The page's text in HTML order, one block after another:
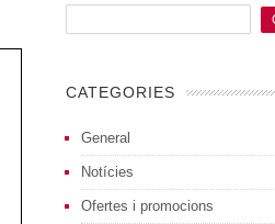
CATEGORIES
General
Notícies
Ofertes i promocions